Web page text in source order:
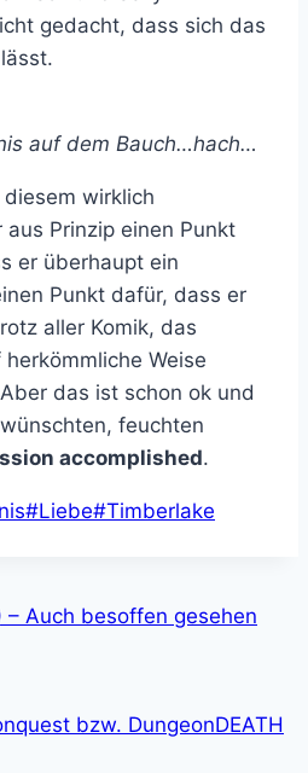
gedacht, dass sich das
auf dem Bauch…hach…
wirklich
aus Prinzip einen Punkt
er überhaupt ein
Punkt dafür, dass er
aller Komik, das
Weise
das ist schon ok und
feuchten
accomplished.
#Liebe#Timberlake
– Auch besoffen gesehen
bzw. DungeonDEATH